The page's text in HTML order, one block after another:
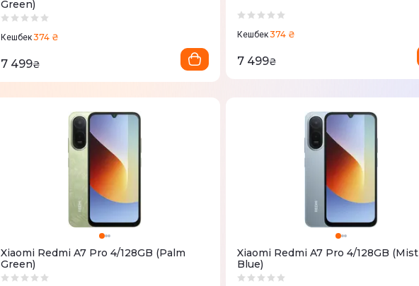
Green)
Кешбек374 ₴
7 499₴
Кешбек374 ₴
7 499₴
Xiaomi Redmi A7 Pro 4/128GB (Palm
Green)
Xiaomi Redmi A7 Pro 4/128GB (Mist
Blue)